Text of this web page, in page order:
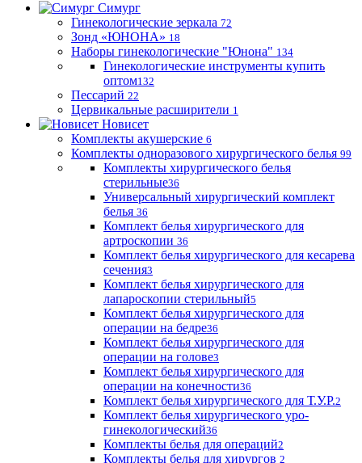
Симург
Гинекологические зеркала 72
Зонд «ЮНОНА» 18
Наборы гинекологические "Юнона" 134
Гинекологические инструменты купить
оптом132
Пессарий 22
Цервикальные расширители 1
Новисет
Комплекты акушерские 6
Комплекты одноразового хирургического белья 99
Комплекты хирургического белья
стерильные36
Универсальный хирургический комплект
белья 36
Комплект белья хирургического для
артроскопии 36
Комплект белья хирургического для кесарева
сечения3
Комплект белья хирургического для
лапароскопии стерильный5
Комплект белья хирургического для
операции на бедре36
Комплект белья хирургического для
операции на голове3
Комплект белья хирургического для
операции на конечности36
Комплект белья хирургического для Т.У.Р.2
Комплект белья хирургического уро-
гинекологический36
Комплекты белья для операций2
Комплекты белья для хирургов 2